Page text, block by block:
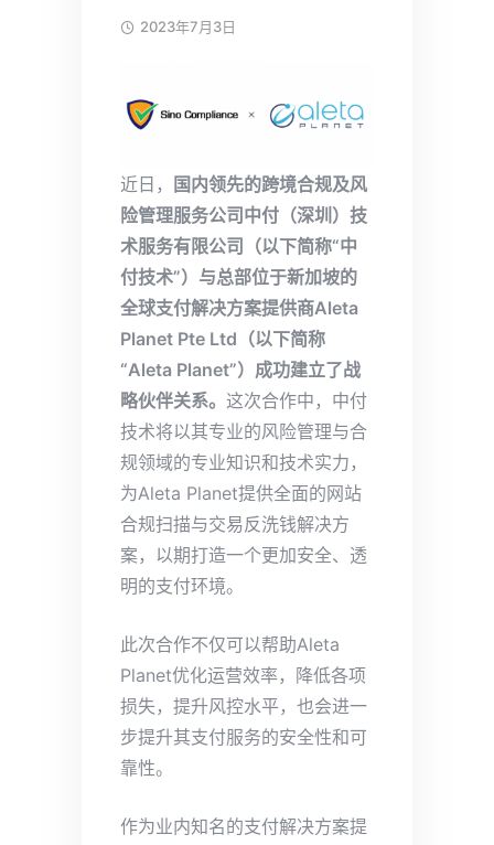
2023年7月3日
近日，
国内领先的跨境合规及风
险管理服务公司中付（深圳）技
术服务有限公司（以下简称“中
付技术”）与总部位于新加坡的
全球支付解决方案提供商Aleta
Planet Pte Ltd（以下简称
“Aleta Planet”）成功建立了战
略伙伴关系。 这次合作中，中付
技术将以其专业的风险管理与合
规领域的专业知识和技术实力，
为Aleta Planet提供全面的网站
合规扫描与交易反洗钱解决方
案，以期打造一个更加安全、透
明的支付环境。
此次合作不仅可以帮助Aleta
Planet优化运营效率，降低各项
损失，提升风控水平，也会进一
步提升其支付服务的安全性和可
靠性。
作为业内知名的支付解决方案提